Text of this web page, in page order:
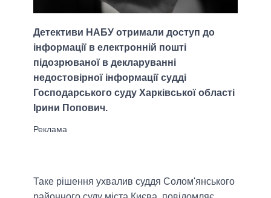
Детективи НАБУ отримали доступ до
інформації в електронній пошті
підозрюваної в декларуванні
недостовірної інформації судді
Господарського суду Харківської області
Ірини Попович.
Таке рішення ухвалив суддя Солом'янського